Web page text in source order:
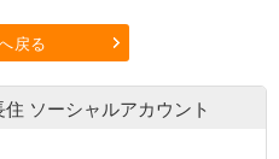
戻る
住 ソーシャルアカウント